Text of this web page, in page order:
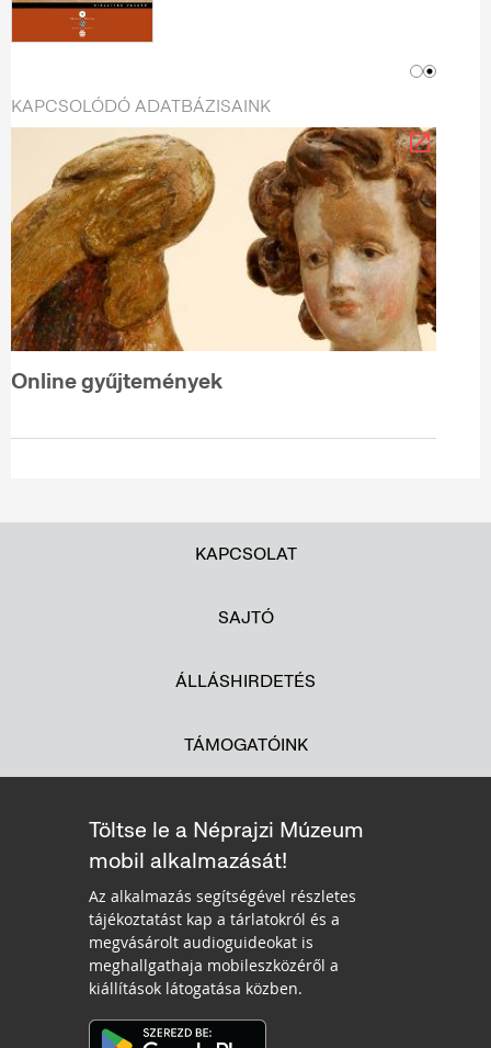
KAPCSOLÓDÓ ADATBÁZISAINK
Online gyűjtemények
KAPCSOLAT
SAJTÓ
ÁLLÁSHIRDETÉS
TÁMOGATÓINK
Töltse le a Néprajzi Múzeum
mobil alkalmazását!
Az alkalmazás segítségével részletes
tájékoztatást kap a tárlatokról és a
megvásárolt audioguideokat is
meghallgathaja mobileszközéről a
kiállítások látogatása közben.